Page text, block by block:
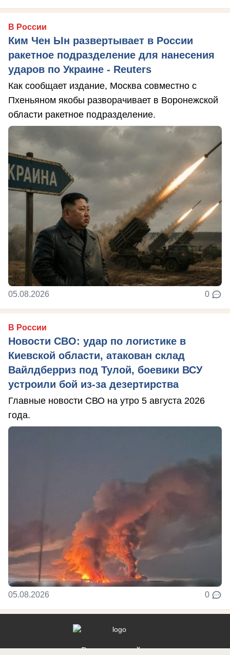
В России
Ким Чен Ын развертывает в России
ракетное подразделение для нанесения
ударов по Украине - Reuters
Как сообщает издание, Москва совместно с
Пхеньяном якобы разворачивает в Воронежской
области ракетное подразделение.
05.08.2026 0
В России
Новости СВО: удар по логистике в
Киевской области, атакован склад
Вайлдберриз под Тулой, боевики ВСУ
устроили бой из-за дезертирства
Главные новости СВО на утро 5 августа 2026
года.
05.08.2026 0
Реклама на сайте